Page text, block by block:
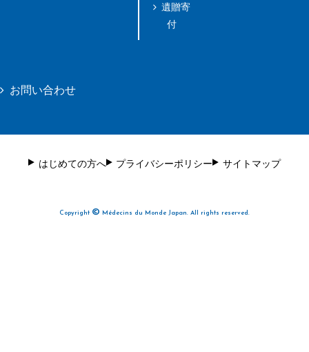
遺贈寄
付
お問い合わせ
はじめての方へ プライバシーポリシー サイトマップ
Copyright © Médecins du Monde Japan. All rights reserved.